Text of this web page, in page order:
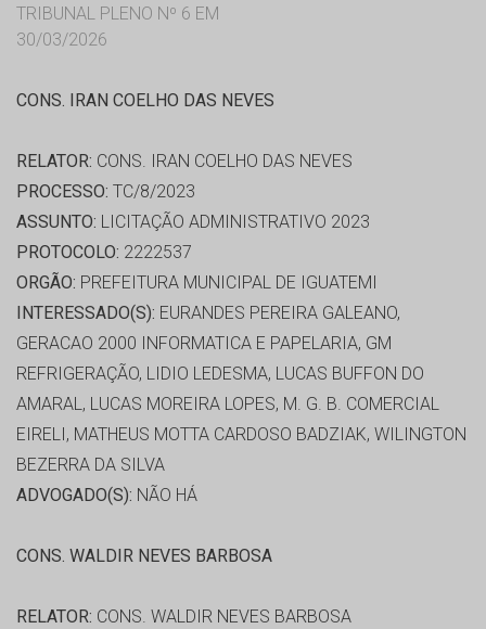
TRIBUNAL PLENO Nº 6 EM
30/03/2026
CONS. IRAN COELHO DAS NEVES
RELATOR: CONS. IRAN COELHO DAS NEVES
PROCESSO: TC/8/2023
ASSUNTO: LICITAÇÃO ADMINISTRATIVO 2023
PROTOCOLO: 2222537
ORGÃO: PREFEITURA MUNICIPAL DE IGUATEMI
INTERESSADO(S): EURANDES PEREIRA GALEANO,
GERACAO 2000 INFORMATICA E PAPELARIA, GM
REFRIGERAÇÃO, LIDIO LEDESMA, LUCAS BUFFON DO
AMARAL, LUCAS MOREIRA LOPES, M. G. B. COMERCIAL
EIRELI, MATHEUS MOTTA CARDOSO BADZIAK, WILINGTON
BEZERRA DA SILVA
ADVOGADO(S): NÃO HÁ
CONS. WALDIR NEVES BARBOSA
RELATOR: CONS. WALDIR NEVES BARBOSA